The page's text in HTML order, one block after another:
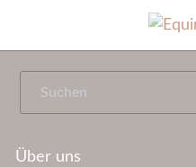
Navigation
Über uns